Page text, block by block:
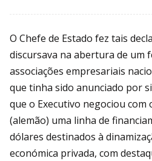
O Chefe de Estado fez tais
discursava na abertura de um
associações empresariais
que tinha sido anunciado por
que o Executivo negociou com
(alemão) uma linha de
dólares destinados à
económica privada, com